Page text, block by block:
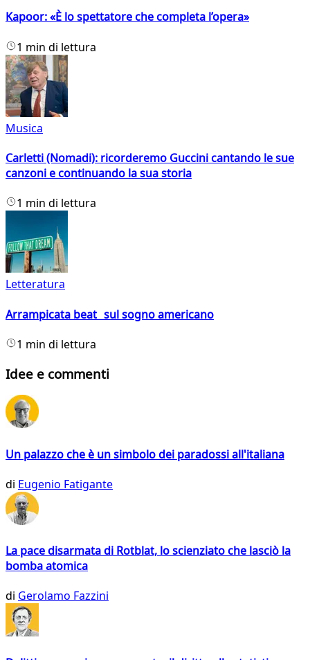
Kapoor: «È lo spettatore che completa l’opera»
1 min di lettura
Musica
Carletti (Nomadi): ricorderemo Guccini cantando le sue
canzoni e continuando la sua storia
1 min di lettura
Letteratura
Arrampicata beat sul sogno americano
1 min di lettura
Idee e commenti
Un palazzo che è un simbolo dei paradossi all'italiana
di Eugenio Fatigante
La pace disarmata di Rotblat, lo scienziato che lasciò la
bomba atomica
di Gerolamo Fazzini